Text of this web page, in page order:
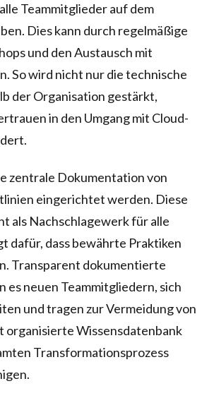
Teammitglieder auf dem
Dies kann durch regelmäßige
und den Austausch mit
So wird nicht nur die technische
der Organisation gestärkt,
in den Umgang mit Cloud-
zentrale Dokumentation von
eingerichtet werden. Diese
als Nachschlagewerk für alle
dafür, dass bewährte Praktiken
Transparent dokumentierte
es neuen Teammitgliedern, sich
und tragen zur Vermeidung von
organisierte Wissensdatenbank
Transformationsprozess